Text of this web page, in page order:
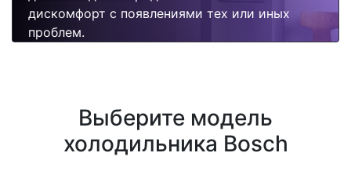
дискомфорт с появлениями тех или иных
проблем.
Выберите модель
холодильника Bosch